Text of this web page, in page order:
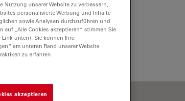
Nutzung unserer Website zu verbessern,
personalisierte Werbung und Inhalte
sowie Analysen durchzuführen und
auf „Alle Cookies akzeptieren“ stimmen Sie
Link unten). Sie können Ihre
am unteren Rand unserer Website
zu erfahren
akzeptieren